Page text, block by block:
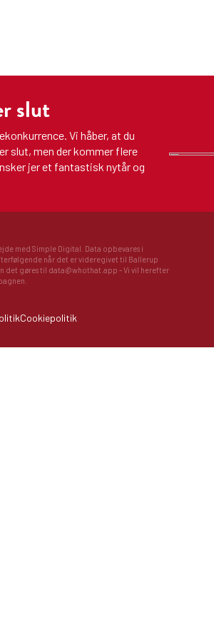
slut
Vi håber, at du
slut, men der kommer flere
jer et fantastisk nytår og
med Simple Digital. Data opbevares i
når det er videregivet til Ballerup
det gøres til data@whothat.app - Vi vil herefter
Cookiepolitik